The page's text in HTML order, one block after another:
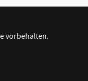
vorbehalten.